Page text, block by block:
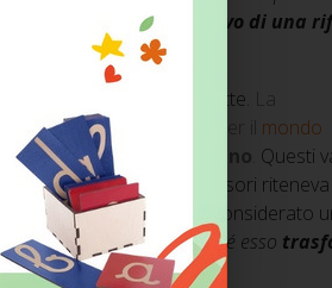
in sé il concetto positivo di una
la guerra una volta per tutte.
l’altro , per la
mondo
di ogni bambino Questi
o le scienze. Montessori
morale, dovesse essere considerato
educare l ’adulto, perché esso